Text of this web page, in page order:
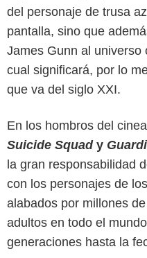
del personaje de trusa
pantalla, sino que
James Gunn al universo
cual significará, por lo
que va del siglo XXI.
En los hombros del
Suicide Squady
la gran responsabilidad
con los personajes de
alabados por millones
adultos en todo el
generaciones hasta la